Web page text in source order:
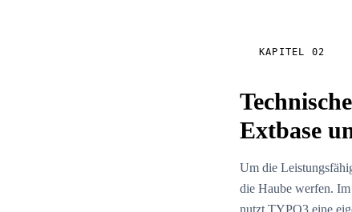
KAPITEL 02
Extbase
Um die
die Haube werfen. Im